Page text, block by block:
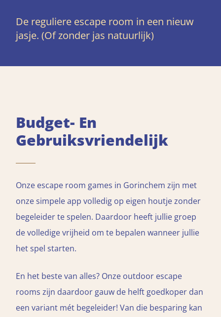
De reguliere escape room in een nieuw
jasje. (Of zonder jas natuurlijk)
Budget- En
Gebruiksvriendelijk
Onze escape room games in Gorinchem zijn met
onze simpele app volledig op eigen houtje zonder
begeleider te spelen. Daardoor heeft jullie groep
de volledige vrijheid om te bepalen wanneer jullie
het spel starten.
En het beste van alles? Onze outdoor escape
rooms zijn daardoor gauw de helft goedkoper dan
een variant mét begeleider! Van die besparing kan